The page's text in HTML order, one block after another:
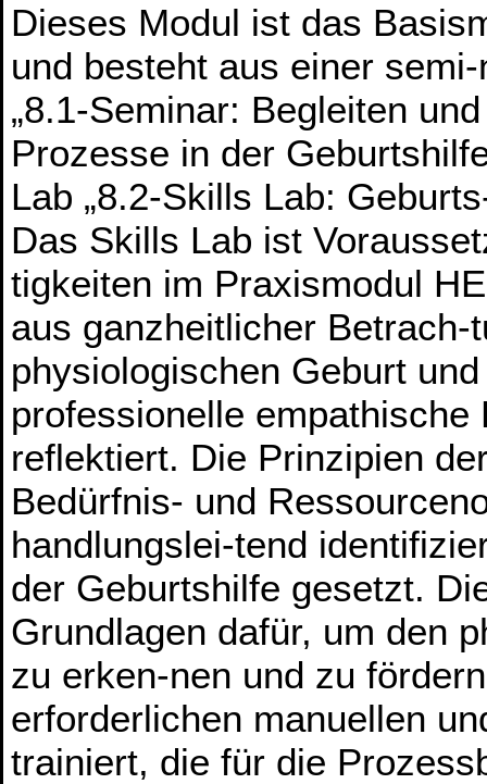
Dieses Modul ist das
und besteht aus einer
„8.1-Seminar: Begleiten
Prozesse in der
Lab „8.2-Skills Lab:
Das Skills Lab ist
tigkeiten im Praxismodul
aus ganzheitlicher
physiologischen Geburt
professionelle
reflektiert. Die Prinzipien
Bedürfnis- und
handlungslei-tend
der Geburtshilfe gesetzt.
Grundlagen dafür, um den
zu erken-nen und zu
erforderlichen manuellen
trainiert, die für die